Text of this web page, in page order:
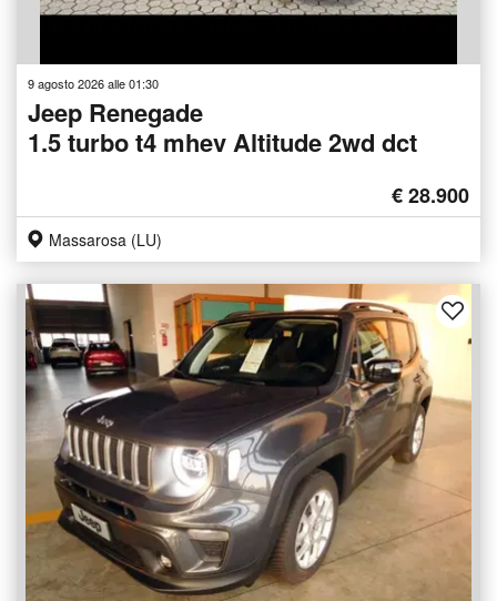
9 agosto 2026 alle 01:30
Jeep Renegade
1.5 turbo t4 mhev Altitude 2wd dct
€ 28.900
Massarosa (LU)